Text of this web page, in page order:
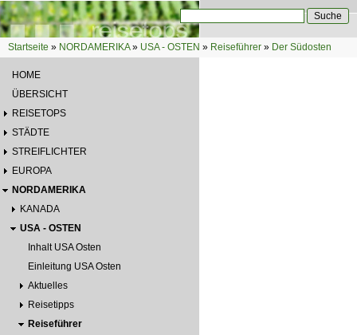
Direkt zum Inhalt
Suchformular
Sie sind hier
Startseite » NORDAMERIKA» USA - OSTEN » Reiseführer » Der Südosten
HOME
ÜBERSICHT
REISETOPS
STÄDTE
STREIFLICHTER
EUROPA
NORDAMERIKA
KANADA
USA - OSTEN
Inhalt USA Osten
Einleitung USA Osten
Aktuelles
Reisetipps
Reiseführer